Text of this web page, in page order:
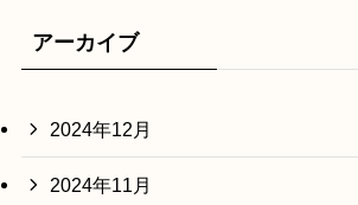
アーカイブ
2024年12月
2024年11月